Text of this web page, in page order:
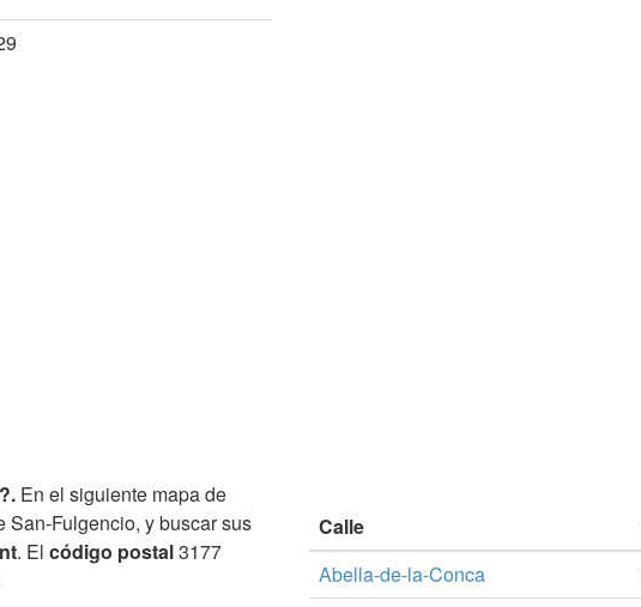
En el siguiente mapa de
Fulgencio, y buscar sus
. El código postal3177
Calle
Abella-de-la-Conca